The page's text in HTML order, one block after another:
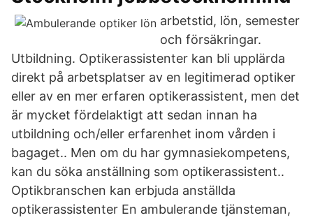
arbetstid, lön, semester
och försäkringar.
Utbildning. Optikerassistenter kan bli upplärda
direkt på arbetsplatser av en legitimerad optiker
eller av en mer erfaren optikerassistent, men det
är mycket fördelaktigt att sedan innan ha
utbildning och/eller erfarenhet inom vården i
bagaget.. Men om du har gymnasiekompetens,
kan du söka anställning som optikerassistent..
Optikbranschen kan erbjuda anställda
optikerassistenter En ambulerande tjänsteman,